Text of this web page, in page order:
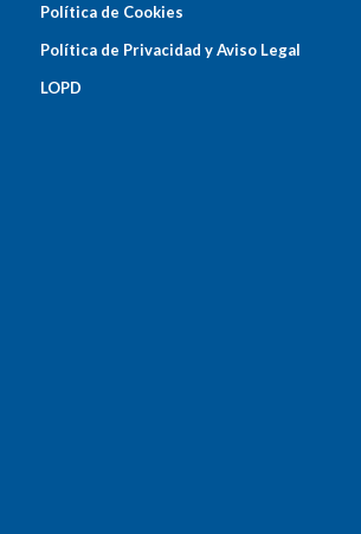
Política de Cookies
Política de Privacidad y Aviso Legal
LOPD